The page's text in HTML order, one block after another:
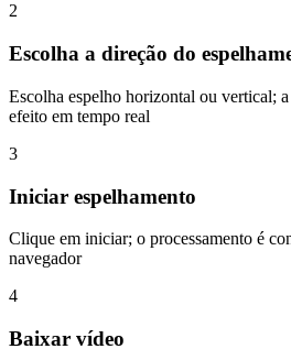
2
Escolha a direção do
Escolha espelho horizontal ou vertical;
efeito em tempo real
3
Iniciar espelhamento
Clique em iniciar; o processamento é
navegador
4
Baixar vídeo